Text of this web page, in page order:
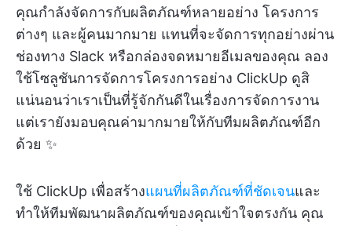
คุณกำลังจัดการกับผลิตภัณฑ์หลายอย่าง โครงการ
ต่างๆ และผู้คนมากมาย แทนที่จะจัดการทุกอย่างผ่าน
ช่องทาง Slack หรือกล่องจดหมายอีเมลของคุณ ลอง
ใช้โซลูชันการจัดการโครงการอย่าง ClickUp ดูสิ
แน่นอนว่าเราเป็นที่รู้จักกันดีในเรื่องการจัดการงาน
แต่เรายังมอบคุณค่ามากมายให้กับทีมผลิตภัณฑ์อีก
ด้วย ✨
ใช้ ClickUp เพื่อสร้างแผนที่ผลิตภัณฑ์ที่ชัดเจนและ
ทำให้ทีมพัฒนาผลิตภัณฑ์ของคุณเข้าใจตรงกัน คุณ